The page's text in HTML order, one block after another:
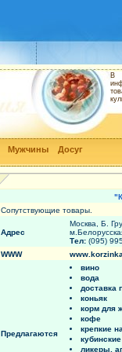
Мужчины Досуг
В
Сопутствующие товары.
Адрес
Москва, Б.
Тел: (095)
WWW
Предлагаются
вино
вода
доставка
коньяк
корм для
кофе
крепкие
ликеры,